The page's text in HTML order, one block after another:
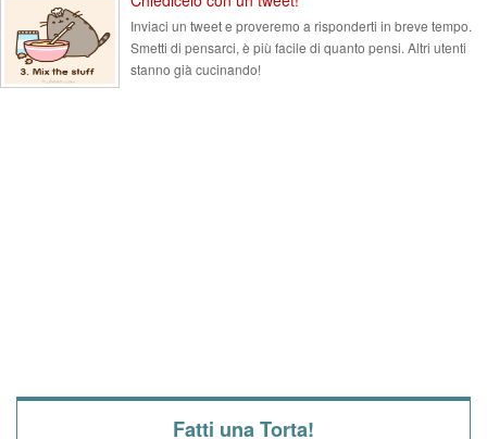
Inviaci un tweet e proveremo a risponderti in breve tempo.
Smetti di pensarci, è più facile di quanto pensi. Altri utenti
stanno già cucinando!
Fatti una Torta!